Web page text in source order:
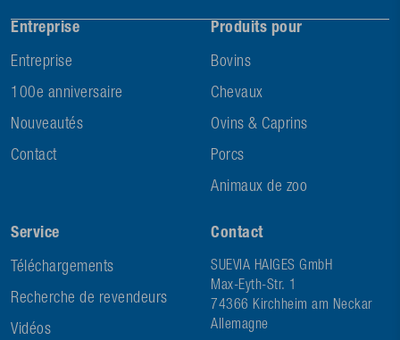
Entreprise
Entreprise
100e anniversaire
Nouveautés
Contact
Produits pour
Bovins
Chevaux
Ovins & Caprins
Porcs
Animaux de zoo
Service
Téléchargements
Recherche de revendeurs
Vidéos
Contact
SUEVIA HAIGES GmbH
Max-Eyth-Str. 1
74366 Kirchheim am Neckar
Allemagne